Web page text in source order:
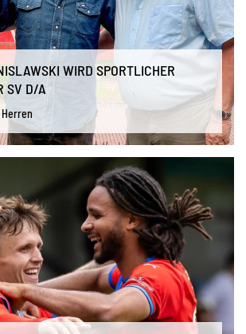
WIRD SPORTLICHER
SV D/A
Herren